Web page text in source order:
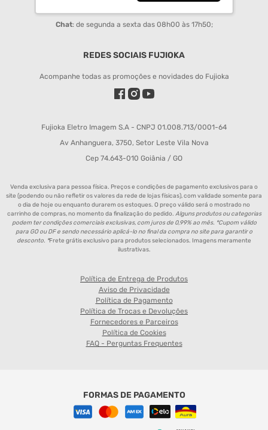
Chat: de segunda a sexta das 08h00 às 17h50;
REDES SOCIAIS FUJIOKA
Acompanhe todas as promoções e novidades do Fujioka
Fujioka Eletro Imagem S.A - CNPJ 01.008.713/0001-64
Av Anhanguera, 3750, Setor Leste Vila Nova
Cep 74.643-010 Goiânia / GO
Venda exclusiva para pessoa física. Preços e condições de pagamento exclusivos para o
site (podendo ou não refletir os valores da rede de lojas físicas), com validade somente para
o dia de hoje ou enquanto durarem os estoques. O preço válido será o mostrado no
carrinho de compras, no momento da finalização do pedido. Alguns produtos ou categorias
podem ter condições comerciais exclusivas, com juros de 0,99% ao mês. *Cupom válido
para GO ou DF e sendo necessário aplicá-lo no final da compra no site para garantir o
desconto. *Frete grátis exclusivo para produtos selecionados. Imagens meramente
ilustrativas.
Política de Entrega de Produtos
Aviso de Privacidade
Política de Pagamento
Política de Trocas e Devoluções
Fornecedores e Parceiros
Política de Cookies
FAQ - Perguntas Frequentes
FORMAS DE PAGAMENTO